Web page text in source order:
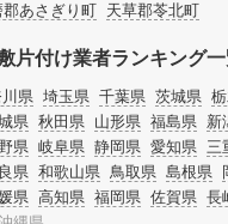
郡あさぎり町 天草郡苓北町
片付け業者ランキング
県 埼玉県 千葉県 茨城県
県 秋田県 山形県 福島県 新
県 岐阜県 静岡県 愛知県 三
県 和歌山県 鳥取県 島根県
県 高知県 福岡県 佐賀県 長